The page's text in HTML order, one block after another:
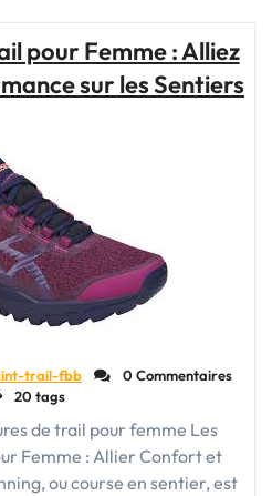
:
Confort
pour Femme : Alliez
sur les Sentiers
trail-fbb
0 Commentaires
20 tags
de trail pour femme Les
Femme : Allier Confort et
ou course en sentier, est